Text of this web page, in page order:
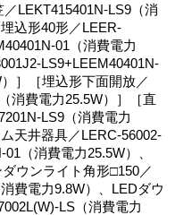
／LEKT415401N-LS9（消
込形40形／LEER-
01（消費電力
LS9+LEEM40401N-
］［埋込形下面開放／
消費電力25.5W）］［直
LS9（消費電力
天井器具／LERC-56002-
（消費電力25.5W）、
ウンライト角形□150／
費電力9.8W）、LEDダウ
LS（消費電力